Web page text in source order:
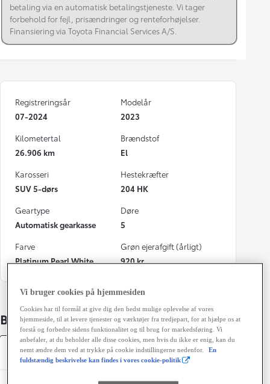
betaling via en automatisk betalingstjeneste. Vi tager
forbehold for fejl, prisændringer og renteforhøjelser.
Finansiering via Toyota Financial Services A/S.
Registreringsår
07-2024
Modelår
2023
Kilometertal
26.906 km
Brændstof
El
Karosseri
SUV 5-dørs
Hestekræfter
204 HK
Geartype
Automatisk gearkasse
Døre
5
Farve
Platinum Pearl White
Grøn ejerafgift (årligt)
920 kr.
Bildetaljer
Specifikationer
Vi bruger cookies på hjemmesiden
Cookies har til formål at give dig den bedst mulige oplevelse af vores
hjemmeside, til at levere tjenester og værktøjer fra tredjepart, for at hjælpe os at
forstå og forbedre sidens funktionalitet og til brug for markedsføring. Vi
anbefaler, at du beholder alle disse cookies, men hvis du ikke er enig, kan du
nemt ændre dem ved at trykke på cookie indstillingerne nedenfor.
En
fuldstændig beskrivelse kan findes i vores cookie-politik